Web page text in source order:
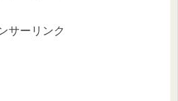
サーリンク